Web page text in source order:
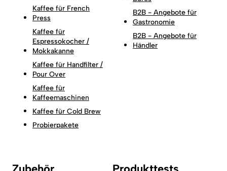
Kaffee für French
Press
Kaffee für
Espressokocher /
Mokkakanne
Kaffee für Handfilter /
Pour Over
Kaffee für
Kaffeemaschinen
Kaffee für Cold Brew
Probierpakete
B2B - Angebote für
Gastronomie
B2B - Angebote für
Händler